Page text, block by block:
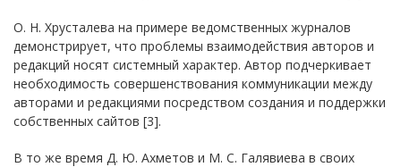
О. Н. Хрусталева на примере ведомственных журналов
демонстрирует, что проблемы взаимодействия авторов и
редакций носят системный характер. Автор подчеркивает
необходимость совершенствования коммуникации между
авторами и редакциями посредством создания и поддержки
собственных сайтов [3].
В то же время Д. Ю. Ахметов и М. С. Галявиева в своих